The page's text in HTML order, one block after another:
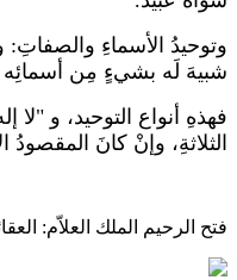
وتوحيدُ الأسماءِ والصفاتِ:
شبيهَ لَه بشيءٍ مِن أسمائِه
فهذهِ أنواع التوحيد، و "لا
الثلاثةِ، وإنْ كانَ المقصودُ
فتح الرحيم الملك العلاّم: